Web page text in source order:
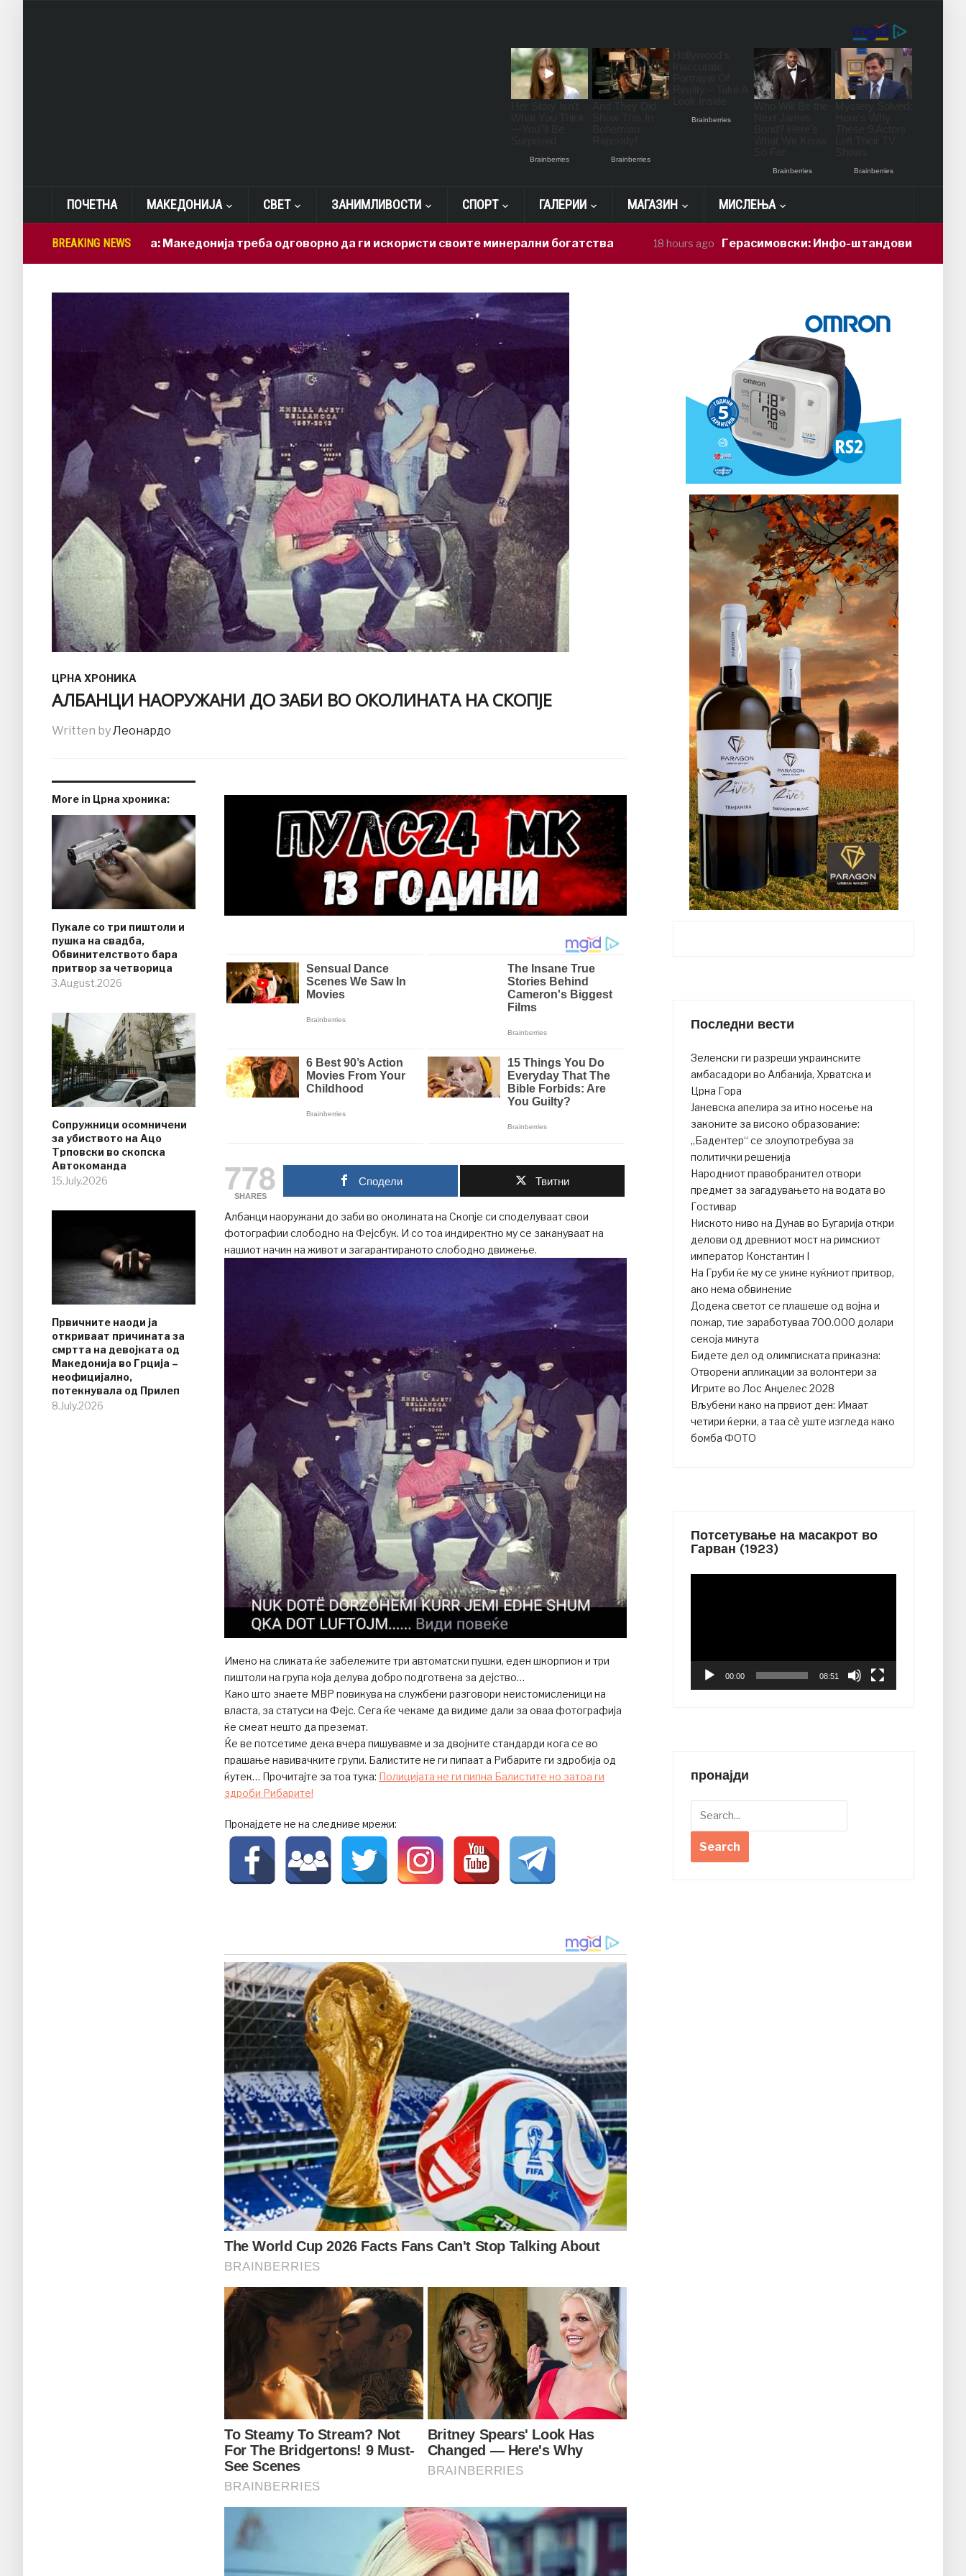
ПОЧЕТНА МАКЕДОНИЈА СВЕТ ЗАНИМЛИВОСТИ СПОРТ ГАЛЕРИИ МАГАЗИН МИСЛЕЊА
BREAKING NEWS
Лепиткова: Македонија треба одговорно да ги искористи своите минерални богатства 18 hours ago Герасимовски: Инфо-штандови и здравствени
ЦРНА ХРОНИКА
АЛБАНЦИ НАОРУЖАНИ ДО ЗАБИ ВО ОКОЛИНАТА НА СКОПЈЕ
Written byЛеонардо
More in Црна хроника:
Пукале со три пиштоли и
пушка на свадба,
Обвинителството бара
притвор за четворица
3.August.2026
Сопружници осомничени
за убиството на Ацо
Трповски во скопска
Автокоманда
15.July.2026
Првичните наоди ја
откриваат причината за
смртта на девојката од
Македонија во Грција –
неофицијално,
потекнувала од Прилеп
8.July.2026
778
SHARES
Сподели Твитни
Албанци наоружани до заби во околината на Скопје си споделуваат свои
фотографии слободно на Фејсбук. И со тоа индиректно му се закануваат на
нашиот начин на живот и загарантираното слободно движење.
Имено на сликата ќе забележите три автоматски пушки, еден шкорпион и три
пиштоли на група која делува добро подготвена за дејство…
Како што знаете МВР повикува на службени разговори неистомисленици на
власта, за статуси на Фејс. Сега ќе чекаме да видиме дали за оваа фотографија
ќе смеат нешто да преземат.
Ќе ве потсетиме дека вчера пишувавме и за двојните стандарди кога се во
прашање навивачките групи. Балистите не ги пипаат а Рибарите ги здробија од
ќутек… Прочитајте за тоа тука: Полицијата не ги пипна Балистите но затоа ги
здроби Рибарите!
Пронајдете не на следниве мрежи:
Последни вести
Зеленски ги разреши украинските
амбасадори во Албанија, Хрватска и
Црна Гора
Јаневска апелира за итно носење на
законите за високо образование:
„Бадентер“ се злоупотребува за
политички решенија
Народниот правобранител отвори
предмет за загадувањето на водата во
Гостивар
Ниското ниво на Дунав во Бугарија откри
делови од древниот мост на римскиот
император Константин I
На Груби ќе му се укине куќниот притвор,
ако нема обвинение
Додека светот се плашеше од војна и
пожар, тие заработуваа 700.000 долари
секоја минута
Бидете дел од олимписката приказна:
Отворени апликации за волонтери за
Игрите во Лос Анџелес 2028
Вљубени како на првиот ден: Имаат
четири ќерки, а таа сè уште изгледа како
бомба ФОТО
Потсетување на масакрот во
Гарван (1923)
00:00 08:51
пронајди